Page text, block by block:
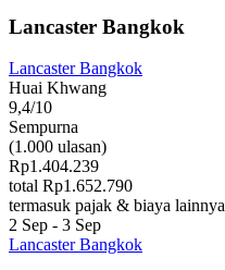
Lancaster Bangkok
Lancaster Bangkok
Huai Khwang
9,4/10
Sempurna
(1.000 ulasan)
Rp1.404.239
total Rp1.652.790
termasuk pajak & biaya lainnya
2 Sep - 3 Sep
Lancaster Bangkok